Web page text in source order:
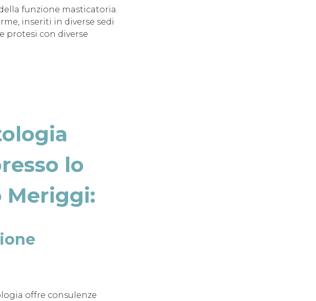
funzione masticatoria.
inseriti in diverse sedi
protesi con diverse
lo
Meriggi:
offre consulenze